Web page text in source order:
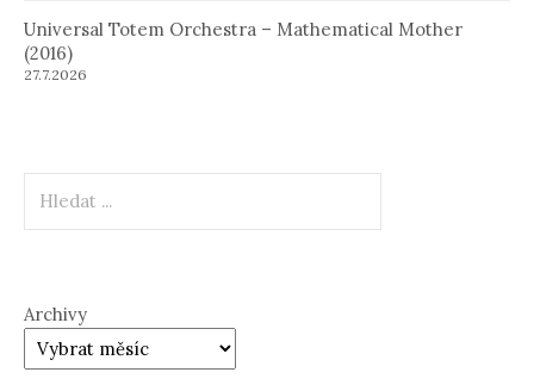
Universal Totem Orchestra – Mathematical Mother
(2016)
27.7.2026
Archivy